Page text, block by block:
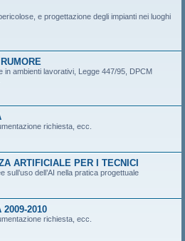
e progettazione degli impianti nei luoghi
in ambienti lavorativi, Legge 447/95, DPCM
richiesta, ecc.
ARTIFICIALE PER I TECNICI
sull’uso dell’AI nella pratica progettuale
2009-2010
richiesta, ecc.